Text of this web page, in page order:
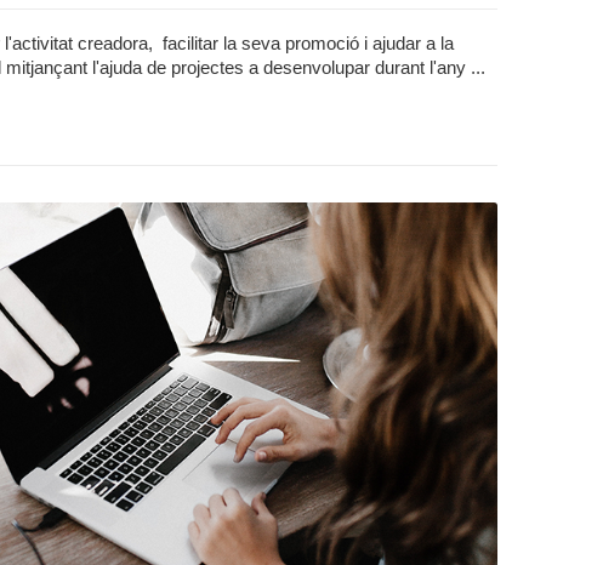
creadora, facilitar la seva promoció i ajudar a la
l'ajuda de projectes a desenvolupar durant l'any ...